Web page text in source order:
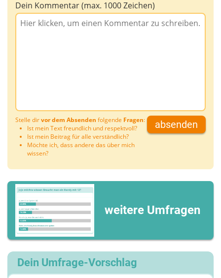
Dein Kommentar (max. 1000 Zeichen)
Stelle dirvor dem Absenden folgende Fragen:
Ist mein Text freundlich und respektvoll?
Ist mein Beitrag für alle verständlich?
Möchte ich, dass andere das über mich
wissen?
absenden
weitere Umfragen
Dein Umfrage-Vorschlag